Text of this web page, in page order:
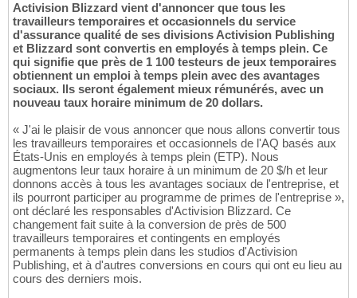
Activision Blizzard vient d'annoncer que tous les
travailleurs temporaires et occasionnels du service
d'assurance qualité de ses divisions Activision Publishing
et Blizzard sont convertis en employés à temps plein. Ce
qui signifie que près de 1 100 testeurs de jeux temporaires
obtiennent un emploi à temps plein avec des avantages
sociaux. Ils seront également mieux rémunérés, avec un
nouveau taux horaire minimum de 20 dollars.
« J'ai le plaisir de vous annoncer que nous allons convertir tous
les travailleurs temporaires et occasionnels de l'AQ basés aux
États-Unis en employés à temps plein (ETP). Nous
augmentons leur taux horaire à un minimum de 20 $/h et leur
donnons accès à tous les avantages sociaux de l'entreprise, et
ils pourront participer au programme de primes de l'entreprise »,
ont déclaré les responsables d'Activision Blizzard. Ce
changement fait suite à la conversion de près de 500
travailleurs temporaires et contingents en employés
permanents à temps plein dans les studios d'Activision
Publishing, et à d'autres conversions en cours qui ont eu lieu au
cours des derniers mois.